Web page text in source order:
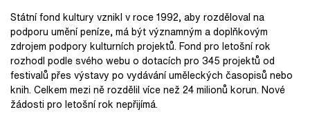
Státní fond kultury vznikl v roce 1992, aby rozděloval na
podporu umění peníze, má být významným a doplňkovým
zdrojem podpory kulturních projektů. Fond pro letošní rok
rozhodl podle svého webu o dotacích pro 345 projektů od
festivalů přes výstavy po vydávání uměleckých časopisů nebo
knih. Celkem mezi ně rozdělil více než 24 milionů korun. Nové
žádosti pro letošní rok nepřijímá.